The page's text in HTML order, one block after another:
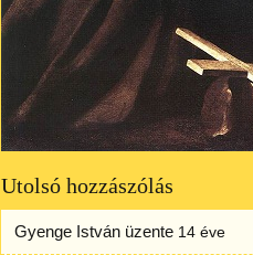
Utolsó hozzászólás
Gyenge István üzente 14 éve